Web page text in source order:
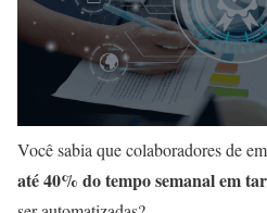
Você sabia que colaboradores de
até 40% do tempo semanal em